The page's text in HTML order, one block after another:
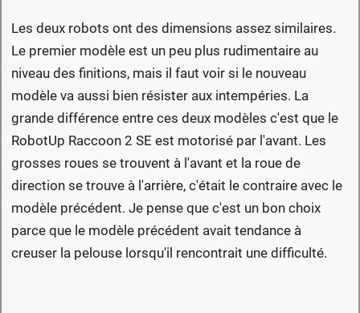
Les deux robots ont des dimensions assez similaires.
Le premier modèle est un peu plus rudimentaire au
niveau des finitions, mais il faut voir si le nouveau
modèle va aussi bien résister aux intempéries. La
grande différence entre ces deux modèles c'est que le
RobotUp Raccoon 2 SE est motorisé par l'avant. Les
grosses roues se trouvent à l'avant et la roue de
direction se trouve à l'arrière, c'était le contraire avec le
modèle précédent. Je pense que c'est un bon choix
parce que le modèle précédent avait tendance à
creuser la pelouse lorsqu'il rencontrait une difficulté.